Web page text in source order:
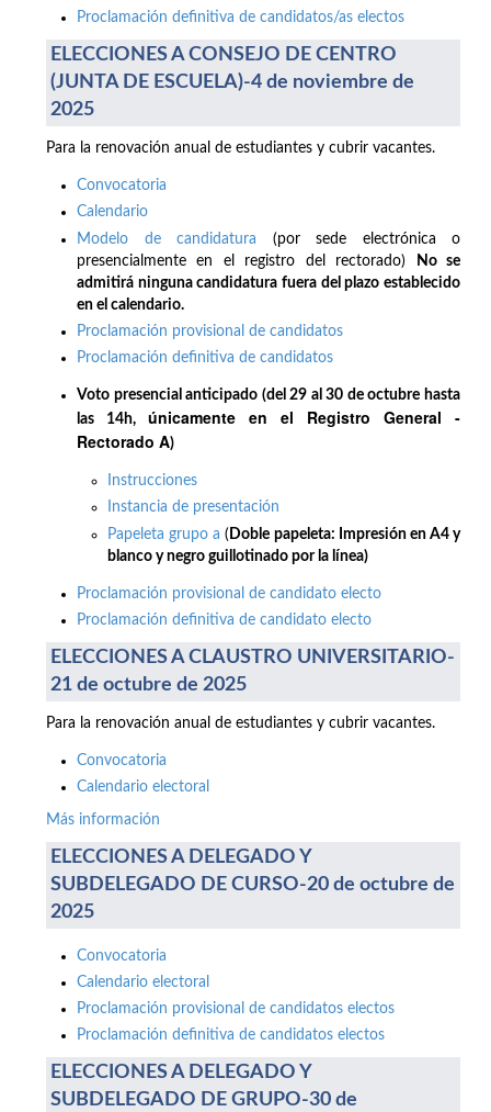
Proclamación definitiva de candidatos/as electos
ELECCIONES A CONSEJO DE CENTRO
(JUNTA DE ESCUELA)-4 de noviembre de
2025
Para la renovación anual de estudiantes y cubrir vacantes.
Convocatoria
Calendario
Modelo de candidatura (por sede electrónica o
presencialmente en el registro del rectorado)
No se
admitirá ninguna candidatura fuera del plazo establecido
en el calendario.
Proclamación provisional de candidatos
Proclamación definitiva de candidatos
Voto presencial anticipado (del 29 al 30 de octubre hasta
las 14h, únicamente en el Registro General -
Rectorado A)
Instrucciones
Instancia de presentación
Papeleta grupo a( Doble papeleta: Impresión en A4 y
blanco y negro guillotinado por la línea)
Proclamación provisional de candidato electo
Proclamación definitiva de candidato electo
ELECCIONES A CLAUSTRO UNIVERSITARIO-
21 de octubre de 2025
Para la renovación anual de estudiantes y cubrir vacantes.
Convocatoria
Calendario electoral
Más información
ELECCIONES A DELEGADO Y
SUBDELEGADO DE CURSO-20 de octubre de
2025
Convocatoria
Calendario electoral
Proclamación provisional de candidatos electos
Proclamación definitiva de candidatos electos
ELECCIONES A DELEGADO Y
SUBDELEGADO DE GRUPO-30 de